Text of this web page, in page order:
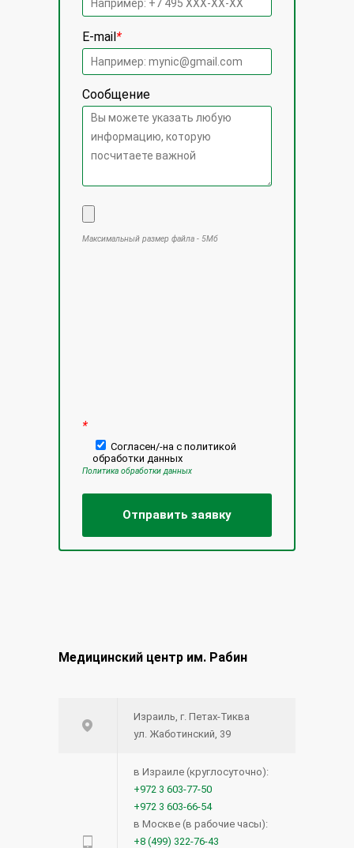
E-mail*
Сообщение
Максимальный размер файла - 5Мб
*
Согласен/-на с политикой
обработки данных
Политика обработки данных
Медицинский центр им. Рабин
Израиль, г. Петах-Тиква
ул. Жаботинский, 39
в Израиле (круглосуточно):
+972 3 603-77-50
+972 3 603-66-54
в Москве (в рабочие часы):
+8 (499) 322-76-43